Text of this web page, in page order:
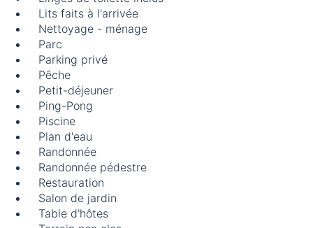
Lits faits à l'arrivée
Nettoyage - ménage
Parc
Parking privé
Pêche
Petit-déjeuner
Ping-Pong
Piscine
Plan d'eau
Randonnée
Randonnée pédestre
Restauration
Salon de jardin
Table d'hôtes